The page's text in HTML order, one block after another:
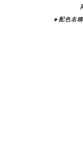
🔸配色名